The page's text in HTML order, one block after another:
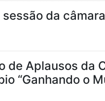
da
de Aplausos da
“Ganhando o